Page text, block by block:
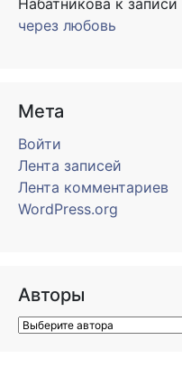
Набатникова к записи
через любовь
Мета
Войти
Лента записей
Лента комментариев
WordPress.org
Авторы